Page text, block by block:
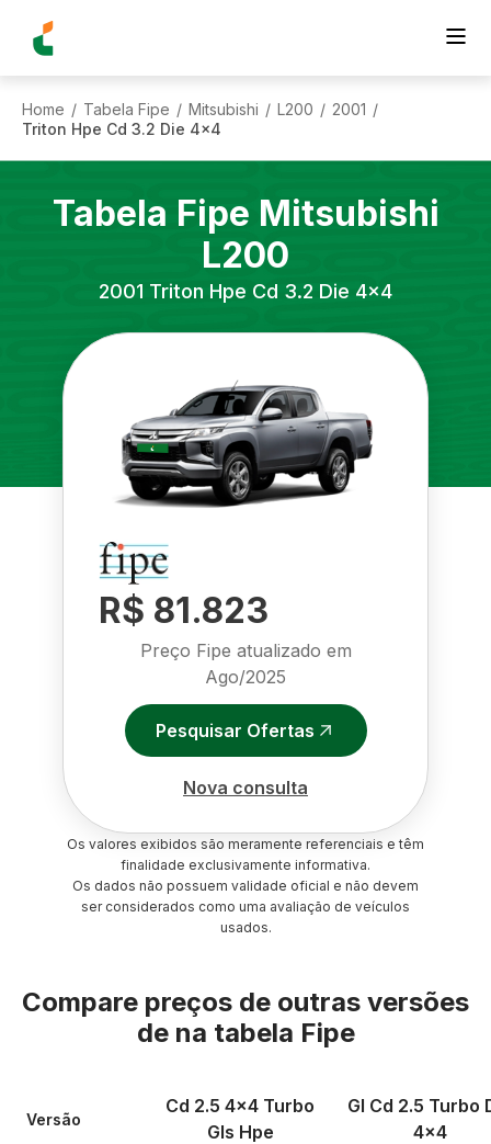
Home / Tabela Fipe / Mitsubishi / L200 / 2001 /
Triton Hpe Cd 3.2 Die 4x4
Tabela Fipe Mitsubishi
L200
2001 Triton Hpe Cd 3.2 Die 4x4
R$ 81.823
Preço Fipe atualizado em
Ago/2025
Pesquisar Ofertas
Nova consulta
Os valores exibidos são meramente referenciais e têm
finalidade exclusivamente informativa.
Os dados não possuem validade oficial e não devem
ser considerados como uma avaliação de veículos
usados.
Compare preços de outras versões
de na tabela Fipe
Versão
Cd 2.5 4x4 Turbo
Gls Hpe
Gl Cd 2.5 Turbo
4x4